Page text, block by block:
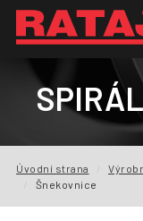
AKTUALITY
VÝROBNÍ
Úvodní strana
Šnekovnice